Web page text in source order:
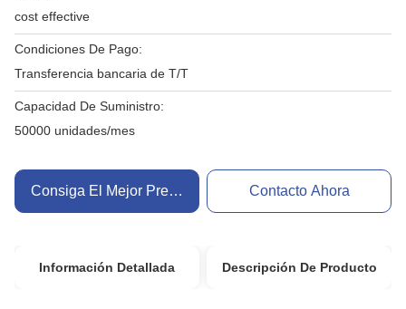
cost effective
Condiciones De Pago:
Transferencia bancaria de T/T
Capacidad De Suministro:
50000 unidades/mes
Consiga El Mejor Precio Contacto Ahora
Información Detallada Descripción De Producto